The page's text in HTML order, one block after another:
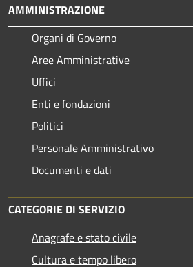
AMMINISTRAZIONE
Organi di Governo
Aree Amministrative
Uffici
Enti e fondazioni
Politici
Personale Amministrativo
Documenti e dati
CATEGORIE DI SERVIZIO
Anagrafe e stato civile
Cultura e tempo libero